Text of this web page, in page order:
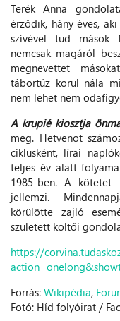
Terék Anna
érződik, hány éves,
szívével tud mások
nemcsak magáról
megnevettet
tábortűz körül nála
nem lehet nem
A krupié kiosztja
meg. Hetvenöt
ciklusként, lírai
teljes év alatt
1985-ben. A kötetet
jellemzi.
körülötte zajló
született költői
https://
Forrás: Wikipédia,
Fotó: Híd folyóirat /